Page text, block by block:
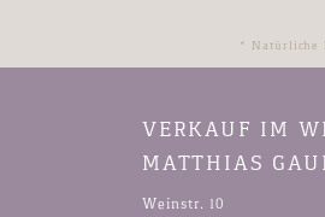
VERKAUF IM
MATTHIAS
Weinstr. 10